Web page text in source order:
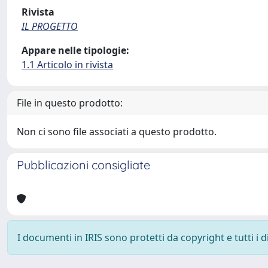
Rivista
IL PROGETTO
Appare nelle tipologie:
1.1 Articolo in rivista
File in questo prodotto:
Non ci sono file associati a questo prodotto.
Pubblicazioni consigliate
I documenti in IRIS sono protetti da copyright e tutti i